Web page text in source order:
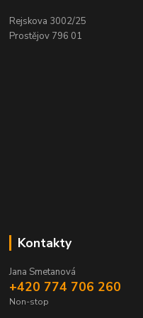
Rejskova 3002/25
Prostějov 796 01
Kontakty
Jana Smetanová
+420 774 706 260
Non-stop